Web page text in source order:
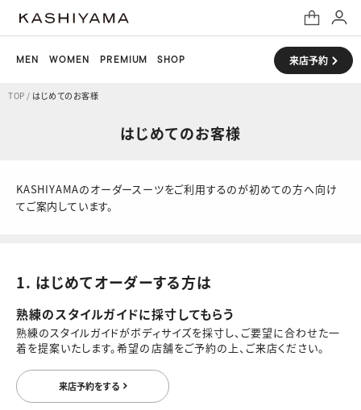
MEN WOMEN PREMIUM SHOP 来店予約
TOP / はじめてのお客様
はじめてのお客様
KASHIYAMAのオーダースーツをご利用するのが初めての方へ向け
てご案内しています。
1. はじめてオーダーする方は
熟練のスタイルガイドに採寸してもらう
熟練のスタイルガイドがボディサイズを採寸し、ご要望に合わせた一
着を提案いたします。希望の店舗をご予約の上、ご来店ください。
来店予約をする